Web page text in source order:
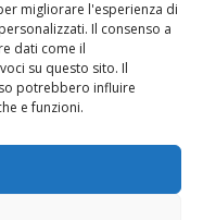
migliorare l'esperienza di
Il consenso a
dati come il
su questo sito. Il
potrebbero influire
e funzioni.